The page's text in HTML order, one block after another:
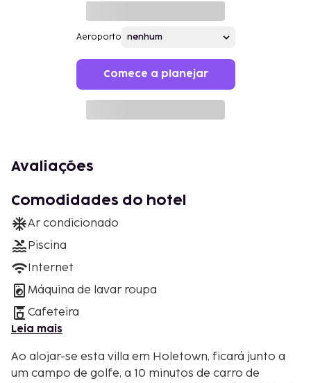
Aeroporto
Comece a planejar
Avaliações
Comodidades do hotel
Ar condicionado
Piscina
Internet
Máquina de lavar roupa
Cafeteira
Leia mais
Ao alojar-se esta villa em Holetown, ficará junto a
um campo de golfe, a 10 minutos de carro de